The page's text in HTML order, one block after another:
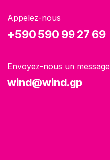
Appelez-nous
+590 590 99 27 69
Envoyez-nous un message
wind@wind.gp